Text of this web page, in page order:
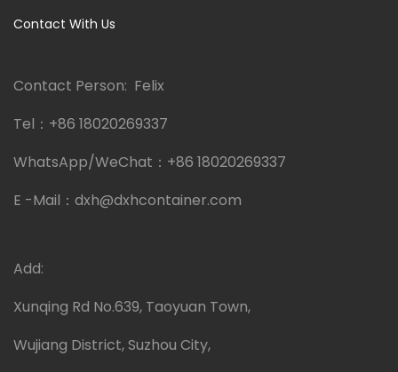
Contact With Us
Contact Person: Felix
Tel： +86 18020269337
WhatsApp/WeChat： +86 18020269337
E -Mail： dxh@dxhcontainer.com
Add:
Xunqing Rd No.639, Taoyuan Town,
Wujiang District, Suzhou City,